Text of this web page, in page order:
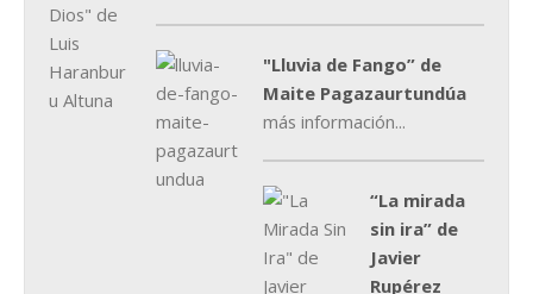
"Lluvia de Fango” de
Maite Pagazaurtundúa
más información...
“La mirada
sin ira” de
Javier
Rupérez